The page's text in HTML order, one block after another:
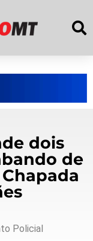
dois
de
Policial